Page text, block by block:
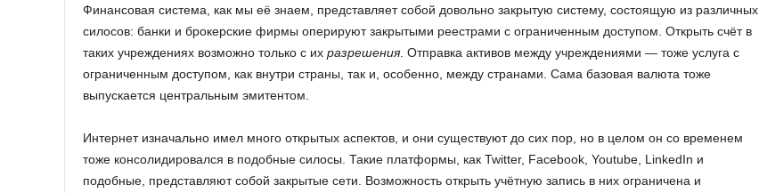
Финансовая система, как мы её знаем, представляет собой довольно закрытую систему, состоящую из различных
силосов: банки и брокерские фирмы оперируют закрытыми реестрами с ограниченным доступом. Открыть счёт в
таких учреждениях возможно только с их разрешения. Отправка активов между учреждениями — тоже услуга с
ограниченным доступом, как внутри страны, так и, особенно, между странами. Сама базовая валюта тоже
выпускается центральным эмитентом.
Интернет изначально имел много открытых аспектов, и они существуют до сих пор, но в целом он со временем
тоже консолидировался в подобные силосы. Такие платформы, как Twitter, Facebook, Youtube, LinkedIn и
подобные, представляют собой закрытые сети. Возможность открыть учётную запись в них ограничена и